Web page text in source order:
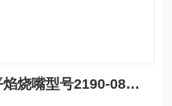
Bloom燃气分级低NOx平焰烧嘴型号2190-080-B